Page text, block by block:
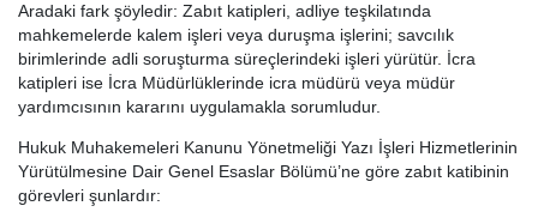
Aradaki fark şöyledir: Zabıt katipleri, adliye teşkilatında
mahkemelerde kalem işleri veya duruşma işlerini; savcılık
birimlerinde adli soruşturma süreçlerindeki işleri yürütür. İcra
katipleri ise İcra Müdürlüklerinde icra müdürü veya müdür
yardımcısının kararını uygulamakla sorumludur.
Hukuk Muhakemeleri Kanunu Yönetmeliği Yazı İşleri Hizmetlerinin
Yürütülmesine Dair Genel Esaslar Bölümü’ne göre zabıt katibinin
görevleri şunlardır: